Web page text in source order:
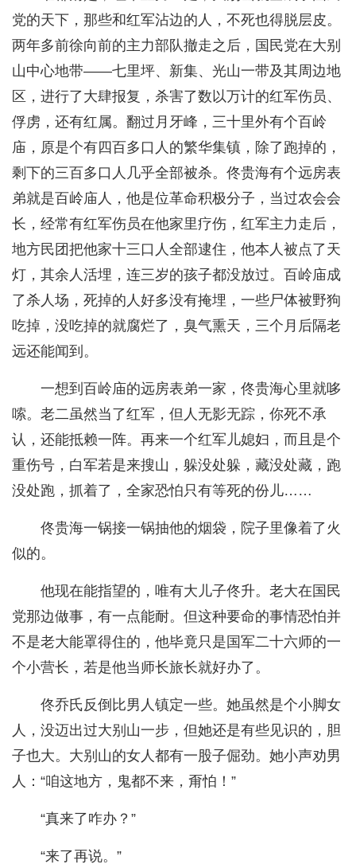
党的天下，那些和红军沾边的人，不死也得脱层皮。
两年多前徐向前的主力部队撤走之后，国民党在大别
山中心地带——七里坪、新集、光山一带及其周边地
区，进行了大肆报复，杀害了数以万计的红军伤员、
俘虏，还有红属。翻过月牙峰，三十里外有个百岭
庙，原是个有四百多口人的繁华集镇，除了跑掉的，
剩下的三百多口人几乎全部被杀。佟贵海有个远房表
弟就是百岭庙人，他是位革命积极分子，当过农会会
长，经常有红军伤员在他家里疗伤，红军主力走后，
地方民团把他家十三口人全部逮住，他本人被点了天
灯，其余人活埋，连三岁的孩子都没放过。百岭庙成
了杀人场，死掉的人好多没有掩埋，一些尸体被野狗
吃掉，没吃掉的就腐烂了，臭气熏天，三个月后隔老
远还能闻到。
一想到百岭庙的远房表弟一家，佟贵海心里就哆
嗦。老二虽然当了红军，但人无影无踪，你死不承
认，还能抵赖一阵。再来一个红军儿媳妇，而且是个
重伤号，白军若是来搜山，躲没处躲，藏没处藏，跑
没处跑，抓着了，全家恐怕只有等死的份儿……
佟贵海一锅接一锅抽他的烟袋，院子里像着了火
似的。
他现在能指望的，唯有大儿子佟升。老大在国民
党那边做事，有一点能耐。但这种要命的事情恐怕并
不是老大能罩得住的，他毕竟只是国军二十六师的一
个小营长，若是他当师长旅长就好办了。
佟乔氏反倒比男人镇定一些。她虽然是个小脚女
人，没迈出过大别山一步，但她还是有些见识的，胆
子也大。大别山的女人都有一股子倔劲。她小声劝男
人：“咱这地方，鬼都不来，甭怕！”
“真来了咋办？”
“来了再说。”